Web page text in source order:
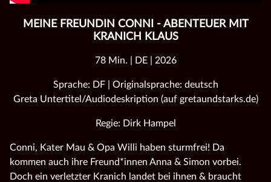
MEINE FREUNDIN CONNI - ABENTEUER MIT
KRANICH KLAUS
78 Min. | DE | 2026
Sprache: DF | Originalsprache: deutsch
Greta Untertitel/Audiodeskription (auf gretaundstarks.de)
Regie: Dirk Hampel
Conni, Kater Mau & Opa Willi haben sturmfrei! Da
kommen auch ihre Freund*innen Anna & Simon vorbei.
Doch ein verletzter Kranich landet bei ihnen & braucht